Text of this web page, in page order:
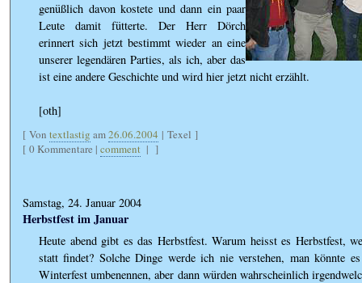
genüßlich davon kostete und dann ein paar
Leute damit fütterte. Der Herr Dörch
erinnert sich jetzt bestimmt wieder an eine
unserer legendären Parties, als ich, aber das
ist eine andere Geschichte und wird hier jetzt nicht erzählt.
[oth]
[ Von textlastig am26.06.2004 | Texel ]
[ 0 Kommentare | comment | ]
Samstag, 24. Januar 2004
Herbstfest im Januar
Heute abend gibt es das Herbstfest. Warum heisst es Herbstfest,
statt findet? Solche Dinge werde ich nie verstehen, man könnte
Winterfest umbenennen, aber dann würden wahrscheinlich